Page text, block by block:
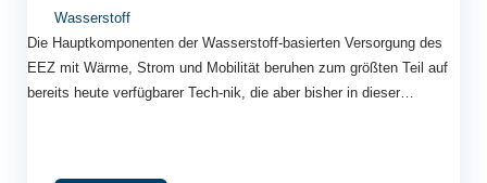
Wasserstoff
Die Hauptkomponenten der Wasserstoff-basierten Versorgung des
EEZ mit Wärme, Strom und Mobilität beruhen zum größten Teil auf
bereits heute verfügbarer Tech-nik, die aber bisher in dieser